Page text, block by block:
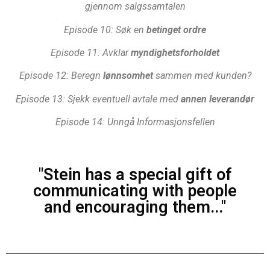
gjennom salgssamtalen
Episode 10: Søk en betinget ordre
Episode 11: Avklarmyndighetsforholdet
Episode 12: Beregn lønnsomhetsammen med kunden?
Episode 13: Sjekk eventuell avtale med annen leverandør
Episode 14: Unngå Informasjonsfellen
"Stein has a special gift of
communicating with people
and encouraging them..."